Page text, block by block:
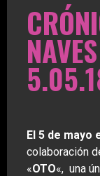
El 5 de mayo
colaboración
«OTO«, una